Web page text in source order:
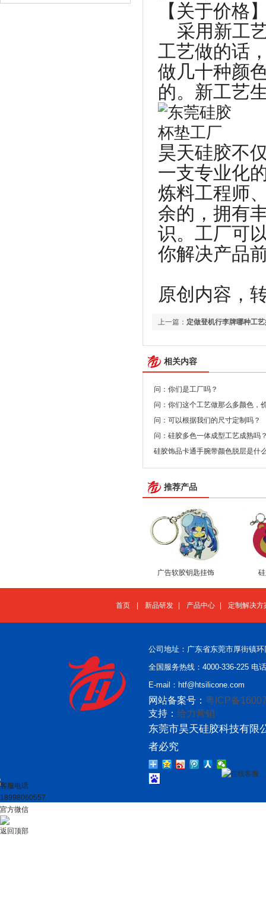
【关于价格
采用新工
工艺做的话
做几十种颜
的。新工艺
昊天硅胶不
一支专业化
炼料工程师
余的，拥有
识。工厂可
你解决产品
原创内容，
上一篇： 定做登机行李牌哪种工
相关内容
问：你们是工厂吗？
问：你们这个工艺做那么多颜色，
问：可以根据我们的尺寸定制吗？
问：硅胶多色一体成型工艺成熟吗
硅胶饰品卡通手腕带颜色脱层是什
推荐产品
广告软胶钥匙挂饰
首页 新品研发 产品中心 定制解决方
公司地址：广东省东莞市厚街镇
全国服务热线：4000-336-225 电
E-mail：htf@htsilicone.com
网站备案号： 粤ICP备
支持： 给力营销
东莞市昊天硅胶科技有限
者必究
在线客服
客服电话
18998060557
官方微信
返回顶部